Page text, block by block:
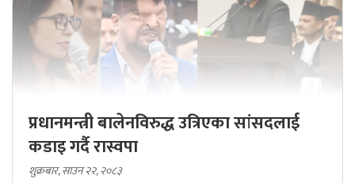
प्रधानमन्त्री बालेनविरुद्ध उत्रिएका सांसदलाई
कडाइ गर्दै रास्वपा
शुक्रबार, साउन २२, २०८३